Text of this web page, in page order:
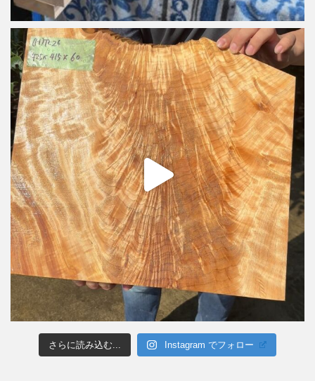
さらに読み込む... Instagram でフォロー